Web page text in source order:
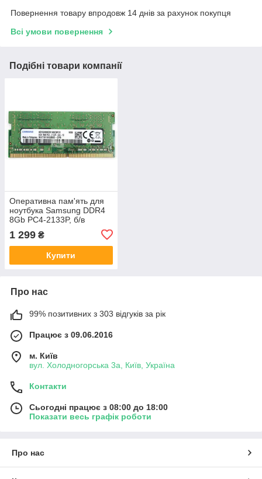
Повернення товару впродовж 14 днів за рахунок покупця
Всі умови повернення
Подібні товари компанії
Оперативна пам'ять для
ноутбука Samsung DDR4
8Gb PC4-2133P, б/в
1 299 ₴
Купити
Про нас
99% позитивних з 303 відгуків за рік
Працює з 09.06.2016
м. Київ
вул. Холодногорська 3а, Київ, Україна
Контакти
Сьогодні працює з 08:00 до 18:00
Показати весь графік роботи
Про нас